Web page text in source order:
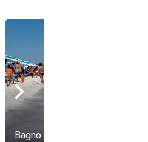
Bagno Sardigna Beach